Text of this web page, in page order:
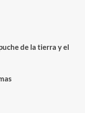
de la tierra y el